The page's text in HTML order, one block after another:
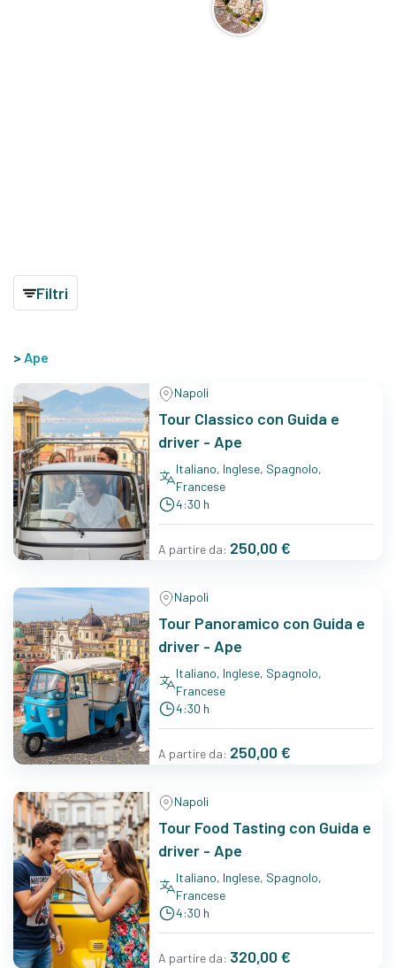
Filtri
> Ape
Napoli
Tour Classico con Guida e
driver - Ape
Italiano, Inglese, Spagnolo,
Francese
4:30 h
A partire da: 250,00 €
Napoli
Tour Panoramico con Guida e
driver - Ape
Italiano, Inglese, Spagnolo,
Francese
4:30 h
A partire da: 250,00 €
Napoli
Tour Food Tasting con Guida e
driver - Ape
Italiano, Inglese, Spagnolo,
Francese
4:30 h
A partire da: 320,00 €